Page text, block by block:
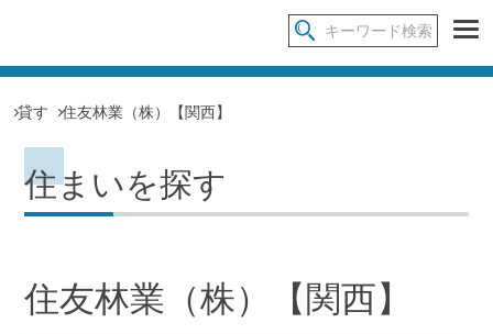
貸す 住友林業（株）【関西】
住まいを探す
住友林業（株）【関西】